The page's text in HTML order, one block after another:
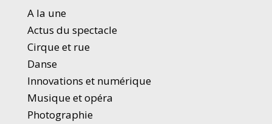
A la une
Actus du spectacle
Cirque et rue
Danse
Innovations et numérique
Musique et opéra
Photographie